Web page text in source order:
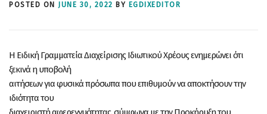
POSTED ON JUNE 30, 2022 BY EGDIXEDITOR
Η Ειδική Γραμματεία Διαχείρισης Ιδιωτικού Χρέους ενημερώνει ότι
ξεκινά η υποβολή
αιτήσεων για φυσικά πρόσωπα που επιθυμούν να αποκτήσουν την
ιδιότητα του